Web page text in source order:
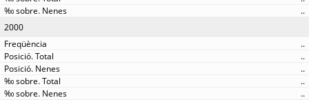
..
2000
..
..
..
..
..